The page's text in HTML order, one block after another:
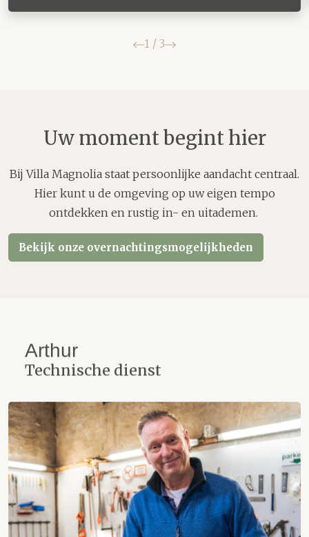
Vorige
1 / 3 Volgende
Uw moment begint hier
Bij Villa Magnolia staat persoonlijke aandacht centraal.
Hier kunt u de omgeving op uw eigen tempo
ontdekken en rustig in- en uitademen.
Bekijk onze overnachtingsmogelijkheden
Arthur
Technische dienst